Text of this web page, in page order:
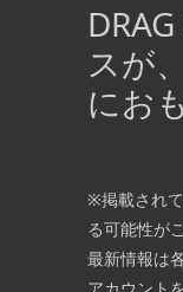
スが
にお
※掲載され
る可能性が
最新情報は